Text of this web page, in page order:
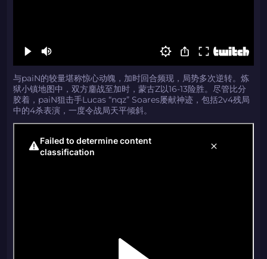
与paiN的较量堪称惊心动魄，加时回合频现，局势多次逆转。炼
狱小镇地图中，双方鏖战至加时，蒙古Z以16-13险胜。尽管比分
胶着，paiN狙击手Lucas “nqz” Soares屡献神迹，包括2v4残局
中的4杀表演，一度令战局天平倾斜。